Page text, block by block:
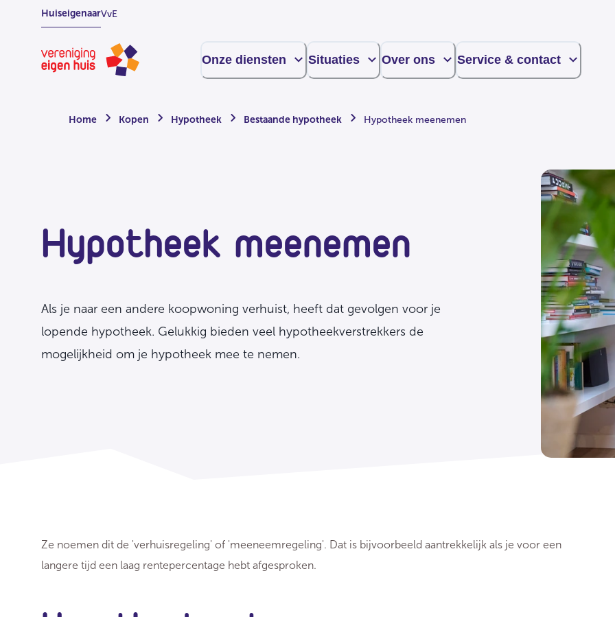
OverslaanHuiseigenaarVvE
Homepage
Onze diensten Situaties Over ons Service & contact
Home Kopen Hypotheek Bestaande hypotheek Hypotheek meenemen
Hypotheek meenemen
Als je naar een andere koopwoning verhuist, heeft dat gevolgen voor je
lopende hypotheek. Gelukkig bieden veel hypotheekverstrekkers de
mogelijkheid om je hypotheek mee te nemen.
Ze noemen dit de 'verhuisregeling' of 'meeneemregeling'. Dat is bijvoorbeeld aantrekkelijk als je voor een
langere tijd een laag rentepercentage hebt afgesproken.